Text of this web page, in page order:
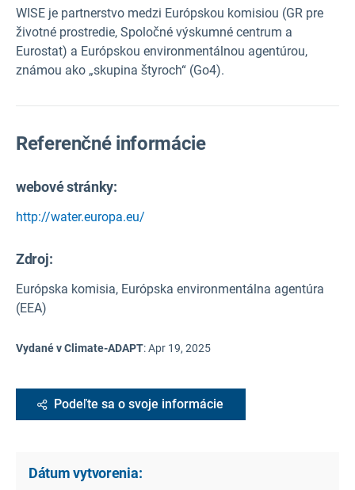
WISE je partnerstvo medzi Európskou komisiou (GR pre
životné prostredie, Spoločné výskumné centrum a
Eurostat) a Európskou environmentálnou agentúrou,
známou ako „skupina štyroch“ (Go4).
Referenčné informácie
webové stránky:
http://water.europa.eu/
Zdroj:
Európska komisia, Európska environmentálna agentúra
(EEA)
Vydané v Climate-ADAPT:Apr 19, 2025
Podeľte sa o svoje informácie
Dátum vytvorenia: